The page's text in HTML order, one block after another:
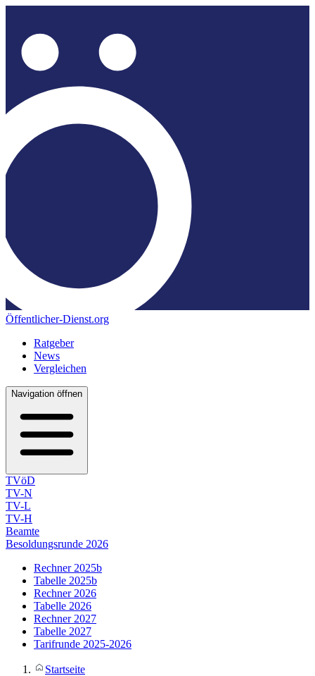
Öffentlicher-Dienst.org
Ratgeber
News
Vergleichen
Navigation öffnen
TVöD
TV-N
TV-L
TV-H
Beamte
Besoldungsrunde 2026
Rechner 2025b
Tabelle 2025b
Rechner 2026
Tabelle 2026
Rechner 2027
Tabelle 2027
Tarifrunde 2025-2026
Startseite